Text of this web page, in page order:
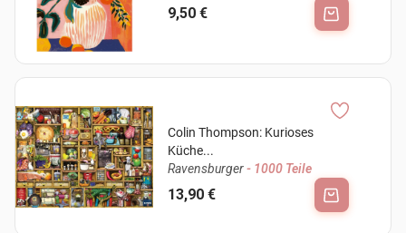
9,50 €
Colin Thompson: Kurioses
Küche...
Ravensburger- 1000 Teile
13,90 €